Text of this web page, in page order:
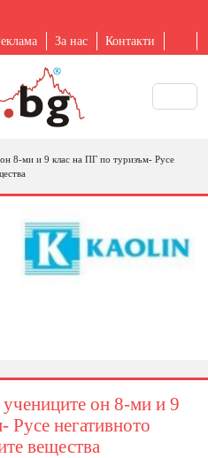
За нас Контакти
8-ми и 9 клас на ПГ по туризъм- Русе
он 8-ми и 9
Русе негативното
вещества